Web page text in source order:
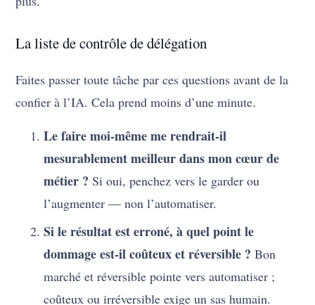
La liste de contrôle de délégation
Faites passer toute tâche par ces questions avant de la
confier à l’IA. Cela prend moins d’une minute.
Le faire moi-même me rendrait-il
mesurablement meilleur dans mon cœur de
métier ? Si oui, penchez vers le garder ou
l’augmenter — non l’automatiser.
Si le résultat est erroné, à quel point le
dommage est-il coûteux et réversible ? Bon
marché et réversible pointe vers automatiser ;
coûteux ou irréversible exige un sas humain.